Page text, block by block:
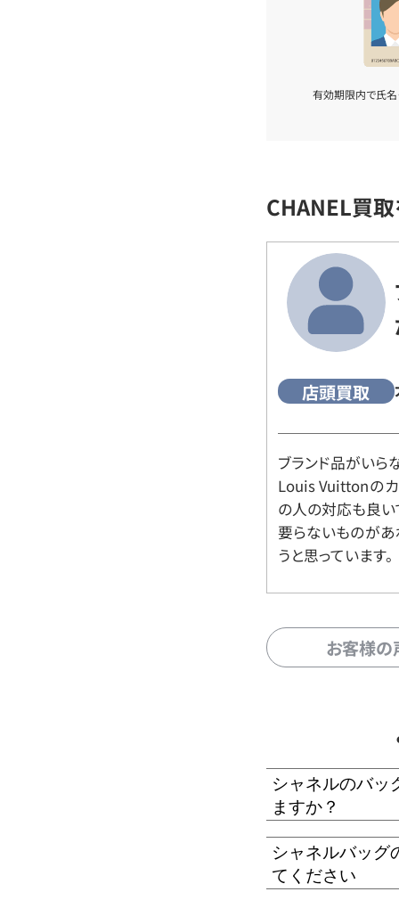
有効期限内で氏名
CHANEL買
店頭買取
ブランド品がいら
Louis Vuittonの
の人の対応も良い
要らないものがあ
うと思っています。
お客様
シャネルのバッ
ますか？
シャネルバッグ
てください